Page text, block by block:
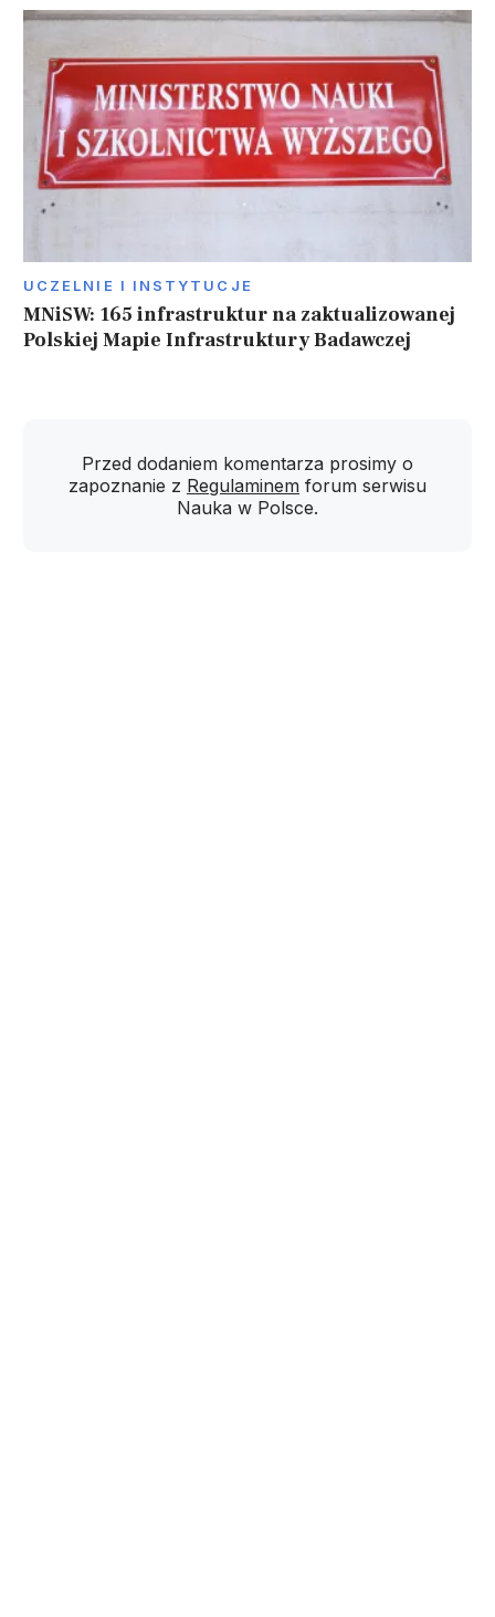
UCZELNIE I INSTYTUCJE
MNiSW: 165 infrastruktur na zaktualizowanej
Polskiej Mapie Infrastruktury Badawczej
Przed dodaniem komentarza prosimy o
zapoznanie z Regulaminem forum serwisu
Nauka w Polsce.